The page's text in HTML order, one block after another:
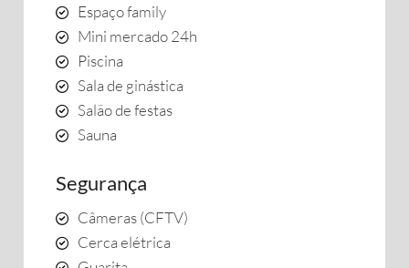
Espaço family
Mini mercado 24h
Piscina
Sala de ginástica
Salão de festas
Sauna
Segurança
Câmeras (CFTV)
Cerca elétrica